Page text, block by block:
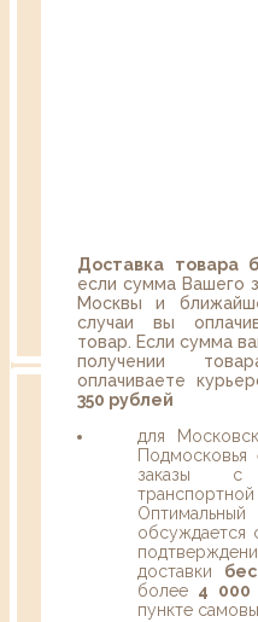
Доставка товара
если сумма Вашего
Москвы и
случаи вы
товар. Если сумма
получении
оплачиваете
350 рублей
для
Подмосковья
заказы с
доставки
более 4 000
пункте